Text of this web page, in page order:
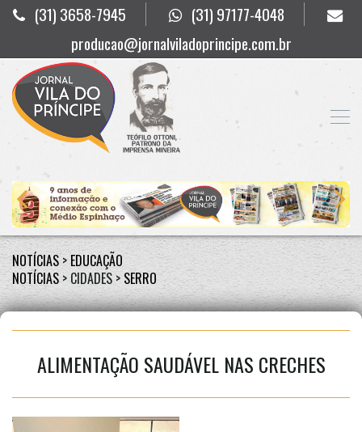
(31) 3658-7945
(31) 97177-4048
producao@jornalviladoprincipe.com.br
NOTÍCIAS > EDUCAÇÃO
NOTÍCIAS > CIDADES > SERRO
ALIMENTAÇÃO SAUDÁVEL NAS CRECHES